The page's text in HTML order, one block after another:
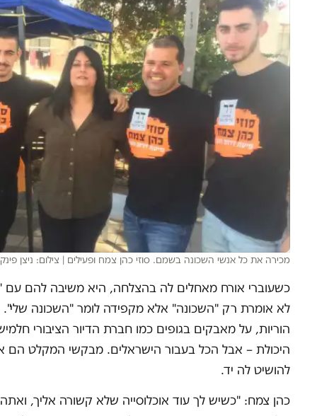
מכירה את כל אנשי השכונה בשמם. סוזי כהן צמח ופעילים | צילום: ניצן
כשעוברי אורח מאחלים לה בהצלחה, היא משיבה להם עם
לא אומרת רק "השכונה" אלא מקפידה לומר "השכונה
הוריות, על מאבקים בגופים כמו חברת הדיור הציבורי
היכולת – אבל הכל בעבור הישראלים. מבקשי המקלט הם
להושיט לה יד.
כהן צמח: "כשיש לך עוד אוכלוסייה שלא קשורה אליך,